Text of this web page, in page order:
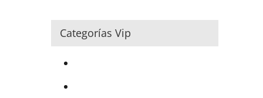
Categorías Vip